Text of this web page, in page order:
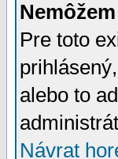
Pre toto
alebo to
Návrat